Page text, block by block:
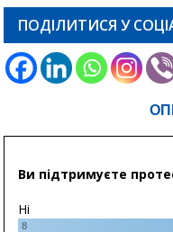
ПОДІЛИТИСЯ У
Ви підтримуєте
Ні
8